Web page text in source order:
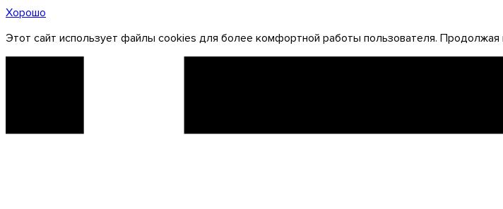
Хорошо
Этот сайт использует файлы cookies для более комфортной работы пользователя.